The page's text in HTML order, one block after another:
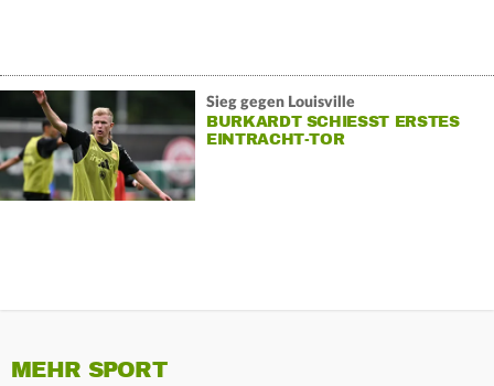
Sieg gegen Louisville
BURKARDT SCHIESST ERSTES E
INTRACHT-TOR
MEHR SPORT